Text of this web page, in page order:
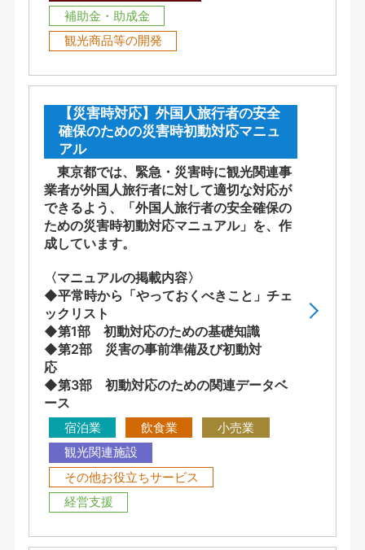
補助金・助成金
観光商品等の開発
【災害時対応】外国人旅行者の安全
確保のための災害時初動対応マニュ
アル
東京都では、緊急・災害時に観光関連事
業者が外国人旅行者に対して適切な対応が
できるよう、「外国人旅行者の安全確保の
ための災害時初動対応マニュアル」を、作
成しています。
〈マニュアルの掲載内容〉
◆平常時から「やっておくべきこと」チェ
ックリスト
◆第1部 初動対応のための基礎知識
◆第2部 災害の事前準備及び初動対
応
◆第3部 初動対応のための関連データベ
ース
宿泊業 飲食業
小売業
観光関連施設
その他お役立ちサービス
経営支援